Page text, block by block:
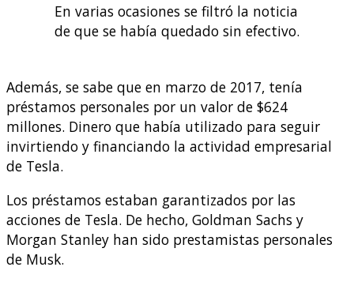
En varias ocasiones se filtró la noticia
de que se había quedado sin efectivo.
Además, se sabe que en marzo de 2017, tenía
préstamos personales por un valor de $624
millones. Dinero que había utilizado para seguir
invirtiendo y financiando la actividad empresarial
de Tesla.
Los préstamos estaban garantizados por las
acciones de Tesla. De hecho, Goldman Sachs y
Morgan Stanley han sido prestamistas personales
de Musk.